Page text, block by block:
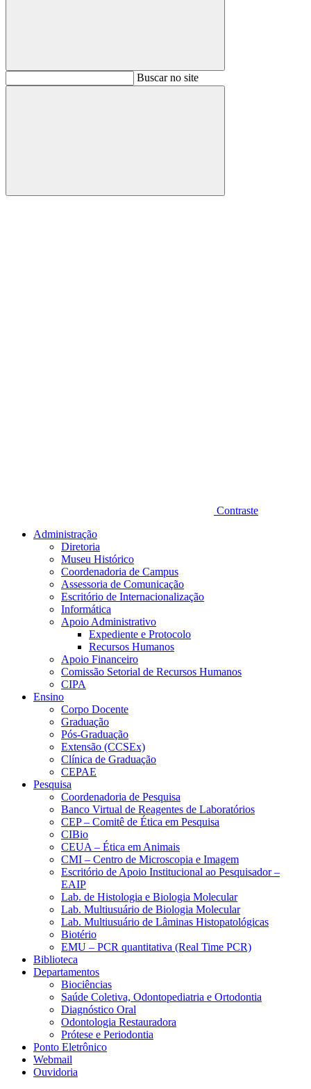
BuscarBuscar no site
Buscar
Contraste
Administração
Diretoria
Museu Histórico
Coordenadoria de Campus
Assessoria de Comunicação
Escritório de Internacionalização
Informática
Apoio Administrativo
Expediente e Protocolo
Recursos Humanos
Apoio Financeiro
Comissão Setorial de Recursos Humanos
CIPA
Ensino
Corpo Docente
Graduação
Pós-Graduação
Extensão (CCSEx)
Clínica de Graduação
CEPAE
Pesquisa
Coordenadoria de Pesquisa
Banco Virtual de Reagentes de Laboratórios
CEP – Comitê de Ética em Pesquisa
CIBio
CEUA – Ética em Animais
CMI – Centro de Microscopia e Imagem
Escritório de Apoio Institucional ao Pesquisador –
EAIP
Lab. de Histologia e Biologia Molecular
Lab. Multiusuário de Biologia Molecular
Lab. Multiusuário de Lâminas Histopatológicas
Biotério
EMU – PCR quantitativa (Real Time PCR)
Biblioteca
Departamentos
Biociências
Saúde Coletiva, Odontopediatria e Ortodontia
Diagnóstico Oral
Odontologia Restauradora
Prótese e Periodontia
Ponto Eletrônico
Webmail
Ouvidoria